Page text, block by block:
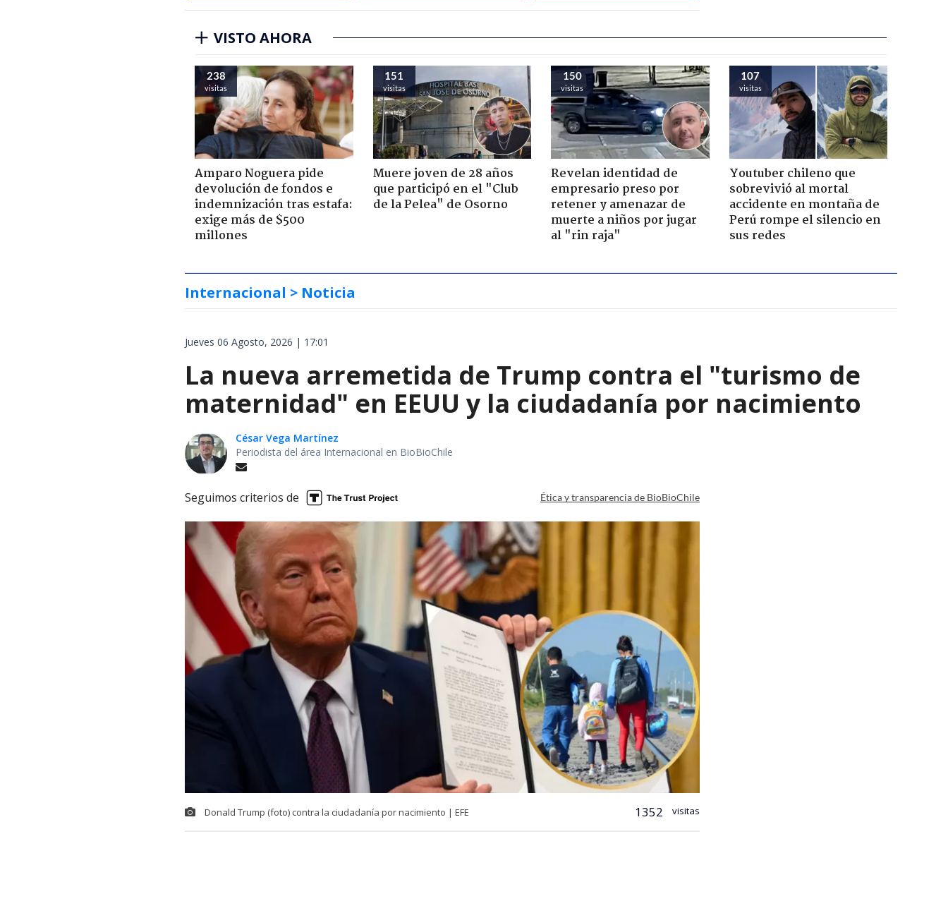
VISTO AHORA
238
visitas
Amparo Noguera pide
devolución de fondos e
indemnización tras estafa:
exige más de $500
millones
151
visitas
Muere joven de 28 años
que participó en el "Club
de la Pelea" de Osorno
150
visitas
Revelan identidad de
empresario preso por
retener y amenazar de
muerte a niños por jugar
al "rin raja"
107
visitas
Youtuber chileno que
sobrevivió al mortal
accidente en montaña de
Perú rompe el silencio en
sus redes
Internacional > Noticia
Jueves 06 Agosto, 2026 | 17:01
La nueva arremetida de Trump contra el "turismo de
maternidad" en EEUU y la ciudadanía por nacimiento
César Vega Martínez
Periodista del área Internacional en BioBioChile
Seguimos criterios de Ética y transparencia de BioBioChile
Donald Trump (foto) contra la ciudadanía por nacimiento | EFE 1352 visitas